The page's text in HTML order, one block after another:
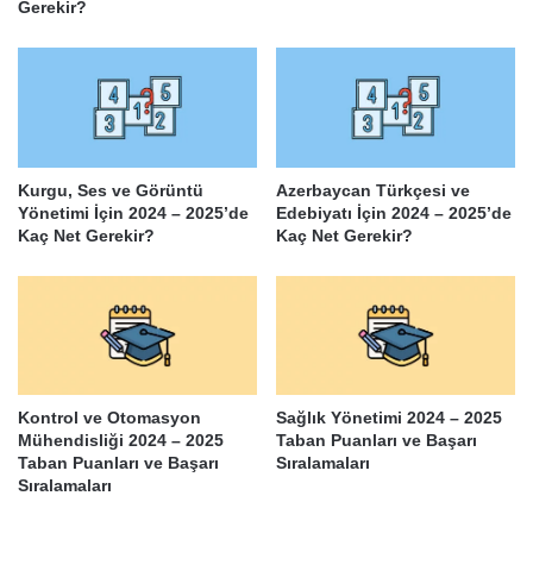
Gerekir?
Kurgu, Ses ve Görüntü
Yönetimi İçin 2024 – 2025’de
Kaç Net Gerekir?
Azerbaycan Türkçesi ve
Edebiyatı İçin 2024 – 2025’de
Kaç Net Gerekir?
Kontrol ve Otomasyon
Mühendisliği 2024 – 2025
Taban Puanları ve Başarı
Sıralamaları
Sağlık Yönetimi 2024 – 2025
Taban Puanları ve Başarı
Sıralamaları